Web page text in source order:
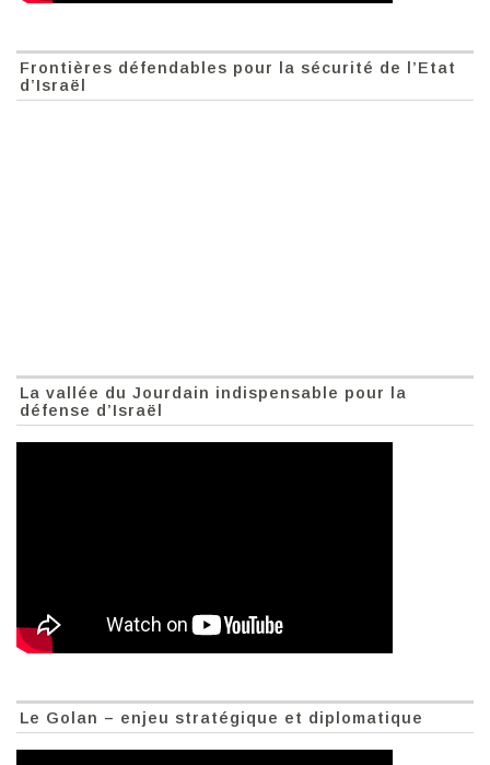
Frontières défendables pour la sécurité de l’Etat
d’Israël
La vallée du Jourdain indispensable pour la
défense d’Israël
Le Golan – enjeu stratégique et diplomatique